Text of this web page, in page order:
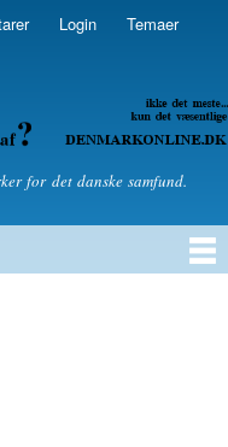
Login Temaer
om politik
for det danske samfund.